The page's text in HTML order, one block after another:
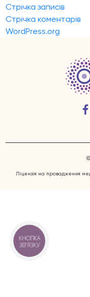
Стрічка записів
Стрічка коментарів
WordPress.org
Ліцензія на провадження
КНОПКА
ЗВ'ЯЗКУ